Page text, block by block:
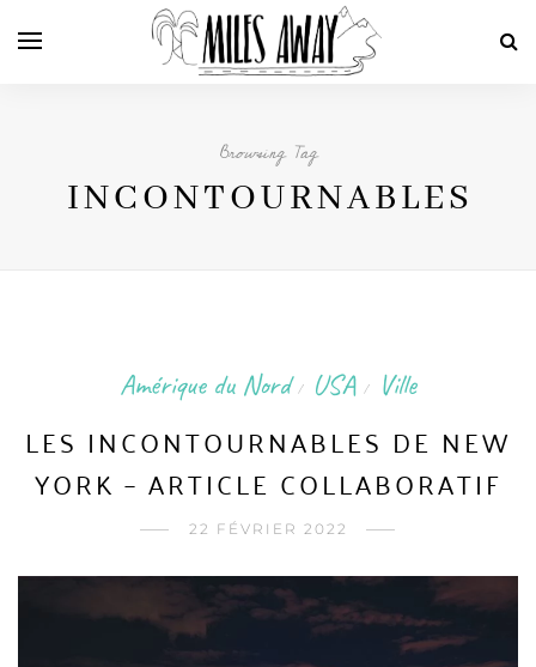
Browsing Tag
INCONTOURNABLES
Amérique du Nord / USA / Ville
LES INCONTOURNABLES DE NEW
YORK – ARTICLE COLLABORATIF
22 FÉVRIER 2022